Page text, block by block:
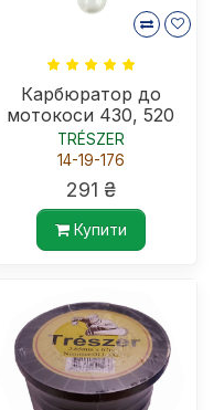
Карбюратор до
мотокоси 430, 520
TRÉSZER
14-19-176
291 ₴
Купити